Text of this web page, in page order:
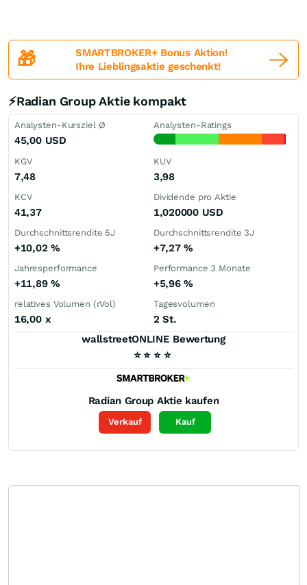
🎁
SMARTBROKER+ Bonus Aktion!
Ihre Lieblingsaktie geschenkt!
⚡Radian Group Aktie kompakt
Analysten-Kursziel Ø
45,00 USD
Analysten-Ratings
KGV
7,48
KUV
3,98
KCV
41,37
Dividende pro Aktie
1,020000 USD
Durchschnittsrendite 5J
+10,02 %
Durchschnittsrendite 3J
+7,27%
Jahresperformance
+11,89 %
Performance 3 Monate
+5,96%
relatives Volumen (rVol)
16,00 x
Tagesvolumen
2 St.
wallstreetONLINE Bewertung
⭐ ⭐ ⭐ ⭐
Radian Group Aktie kaufen
Verkauf Kauf